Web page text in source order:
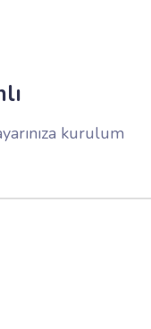
kurulum